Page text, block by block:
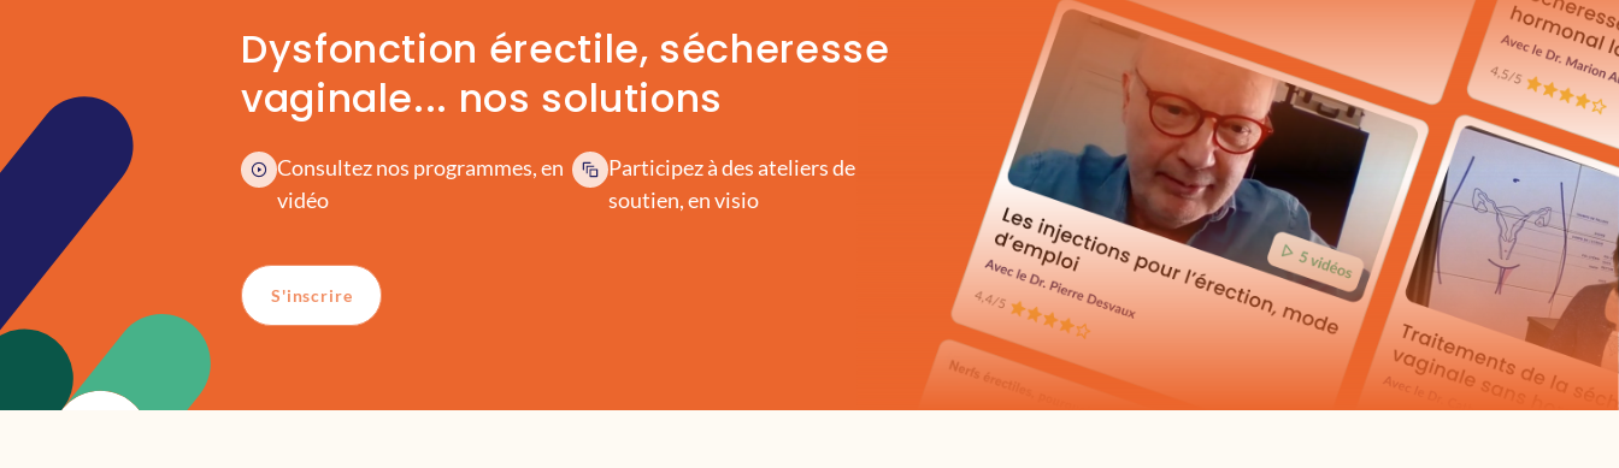
Dysfonction érectile, sécheresse
vaginale... nos solutions
Consultez nos programmes, en
vidéo
Participez à des ateliers de
soutien, en visio
S'inscrire